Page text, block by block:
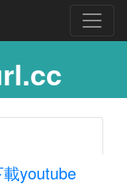
youtube